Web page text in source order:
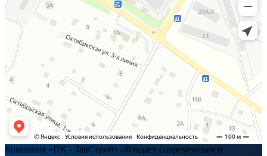
Компания «ПК - ЗавСтрой» обладает современным и